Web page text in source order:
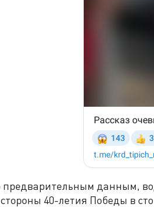
предварительным данным,
стороны 40-летия Победы в